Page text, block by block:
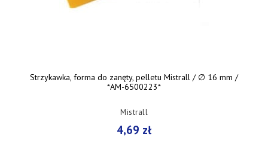
Strzykawka, forma do zanęty, pelletu Mistrall / ∅ 16 mm /
*AM-6500223*
Mistrall
4,69 zł